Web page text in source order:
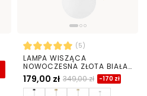
(5)
LAMPA WISZĄCA
NOWOCZESNA ZŁOTA BIAŁA
KULA SORENTO 20
179,00 zł 349,00 zł -170 zł